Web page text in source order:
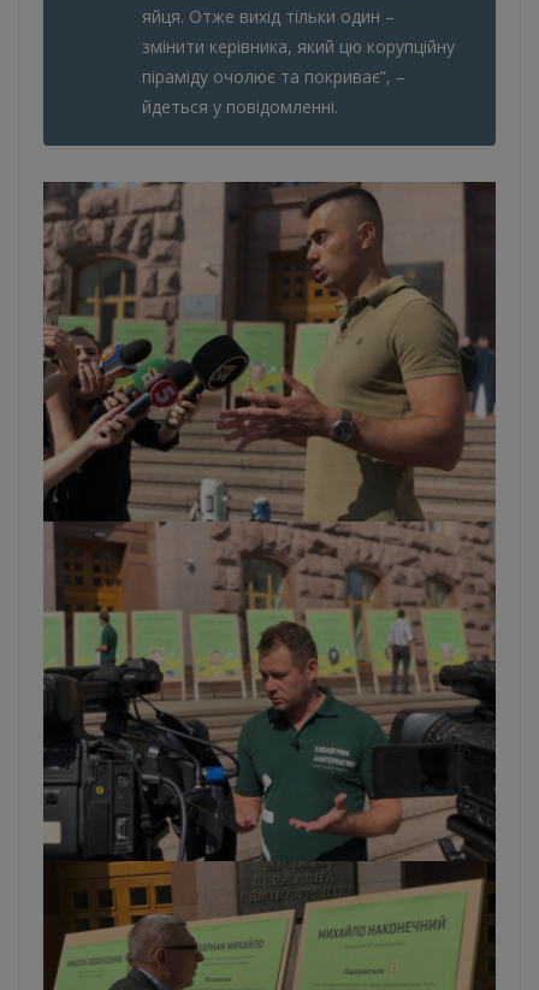
яйця. Отже вихід тільки один –
змінити керівника, який цю корупційну
піраміду очолює та покриває”, –
йдеться у повідомленні.